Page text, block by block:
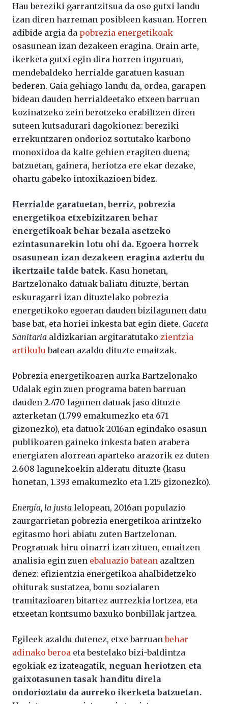
Hau bereziki garrantzitsua da oso gutxi landu
izan diren harreman posibleen kasuan. Horren
adibide argia da pobrezia energetikoak
osasunean izan dezakeen eragina. Orain arte,
ikerketa gutxi egin dira horren inguruan,
mendebaldeko herrialde garatuen kasuan
bederen. Gaia gehiago landu da, ordea, garapen
bidean dauden herrialdeetako etxeen barruan
kozinatzeko zein berotzeko erabiltzen diren
suteen kutsadurari dagokionez: bereziki
errekuntzaren ondorioz sortutako karbono
monoxidoa da kalte gehien eragiten duena;
batzuetan, gainera, heriotza ere ekar dezake,
ohartu gabeko intoxikazioen bidez.
Herrialde garatuetan, berriz, pobrezia
energetikoa etxebizitzaren behar
energetikoak behar bezala asetzeko
ezintasunarekin lotu ohi da. Egoera horrek
osasunean izan dezakeen eragina aztertu du
ikertzaile talde batek. Kasu honetan,
Bartzelonako datuak baliatu dituzte, bertan
eskuragarri izan dituztelako pobrezia
energetikoko egoeran dauden bizilagunen datu
base bat, eta horiei inkesta bat egin diete. Gaceta
Sanitaria aldizkarian argitaratutako zientzia
artikulu batean azaldu dituzte emaitzak.
Pobrezia energetikoaren aurka Bartzelonako
Udalak egin zuen programa baten barruan
dauden 2.470 lagunen datuak jaso dituzte
azterketan (1.799 emakumezko eta 671
gizonezko), eta datuok 2016an egindako osasun
publikoaren gaineko inkesta baten arabera
energiaren alorrean aparteko arazorik ez duten
2.608 lagunekoekin alderatu dituzte (kasu
honetan, 1.393 emakumezko eta 1.215 gizonezko).
Energía, la justa lelopean, 2016an populazio
zaurgarrietan pobrezia energetikoa arintzeko
egitasmo hori abiatu zuten Bartzelonan.
Programak hiru oinarri izan zituen, emaitzen
analisia egin zuen ebaluazio batean azaltzen
denez: efizientzia energetikoa ahalbidetzeko
ohiturak sustatzea, bonu sozialaren
tramitazioaren bitartez aurrezkia lortzea, eta
etxeetan kontsumo baxuko bonbillak jartzea.
Egileek azaldu dutenez, etxe barruanbehar
adinako beroa eta bestelako bizi-baldintza
egokiak ez izateagatik, neguan heriotzen eta
gaixotasunen tasak handitu direla
ondorioztatu da aurreko ikerketa batzuetan.